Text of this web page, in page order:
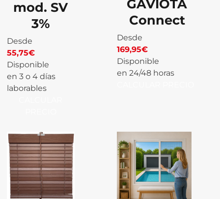
mod. SV
3%
Desde
55,75€
Disponible
en 3 o 4 días
laborables
GAVIOTA
Connect
Desde
169,95€
Disponible
en 24/48 horas